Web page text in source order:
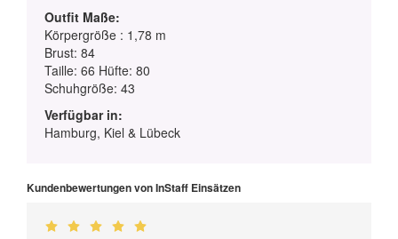
Outfit Maße:
Körpergröße : 1,78 m
Brust: 84
Taille: 66 Hüfte: 80
Schuhgröße: 43
Verfügbar in:
Hamburg, Kiel & Lübeck
Kundenbewertungen von InStaff Einsätzen